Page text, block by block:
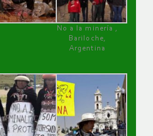
No a la minería ,
Bariloche,
Argentina